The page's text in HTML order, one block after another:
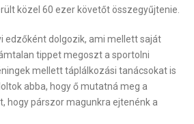
közel 60 ezer követőt összegyűjtenie.
edzőként dolgozik, ami mellett saját
tippet megoszt a sportolni
mellett táplálkozási tanácsokat is
abba, hogy ő mutatná meg a
hogy párszor magunkra ejtenénk a